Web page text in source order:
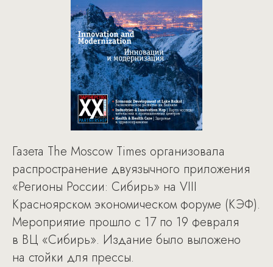
Газета The Moscow Times организовала
распространение двуязычного приложения
«Регионы России: Сибирь» на VIII
Красноярском экономическом форуме (КЭФ).
Мероприятие прошло с 17 по 19 февраля
в ВЦ «Сибирь». Издание было выложено
на стойки для прессы.